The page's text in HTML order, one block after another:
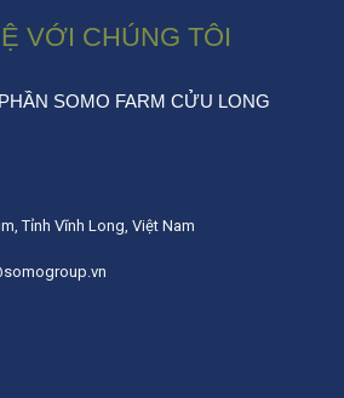
VỚI CHÚNG TÔI
SOMO FARM CỬU LONG
Tỉnh Vĩnh Long, Việt Nam